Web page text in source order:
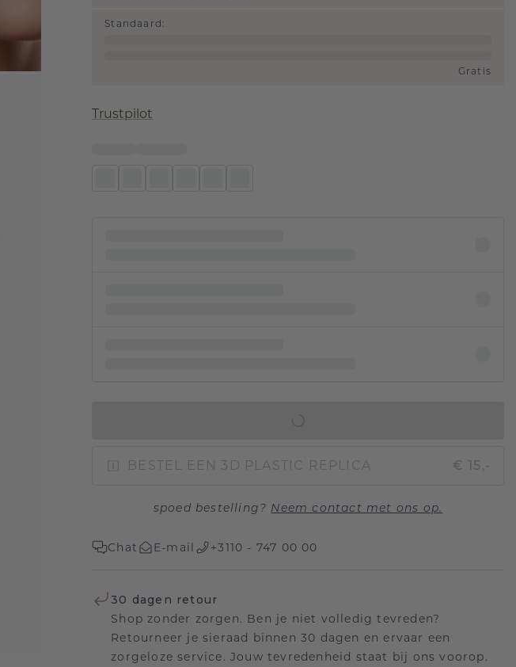
Standaard :
Gratis
Trustpilot
BESTEL EEN 3D PLASTIC REPLICA € 15,-
spoed bestelling? Neem contact met ons op.
Chat E-mail +3110 - 747 00 00
30 dagen retour
Shop zonder zorgen. Ben je niet volledig tevreden?
Retourneer je sieraad binnen 30 dagen en ervaar een
zorgeloze service. Jouw tevredenheid staat bij ons voorop.